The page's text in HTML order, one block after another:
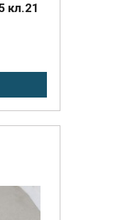
кл.21